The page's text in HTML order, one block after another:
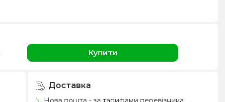
Купити
Доставка